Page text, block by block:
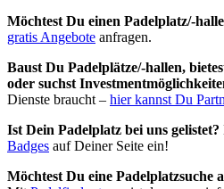
Möchtest Du einen Padelplatz/-
gratis Angebote anfragen.
Baust Du Padel­plätze/-hallen,
oder suchst
Dienste braucht – hier kannst Du
Ist Dein Padelplatz bei uns gelistet?
Badges auf Deiner Seite ein!
Möchtest Du eine Padelplatzsuche